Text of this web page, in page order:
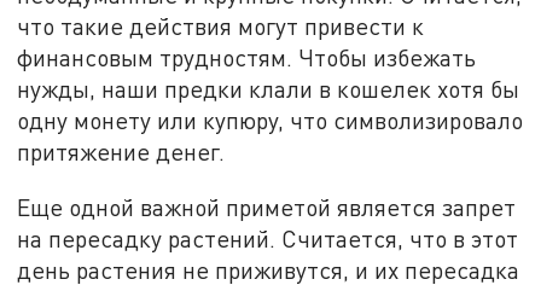
что такие действия могут привести к
финансовым трудностям. Чтобы избежать
нужды, наши предки клали в кошелек хотя бы
одну монету или купюру, что символизировало
притяжение денег.
Еще одной важной приметой является запрет
на пересадку растений. Считается, что в этот
день растения не приживутся, и их пересадка